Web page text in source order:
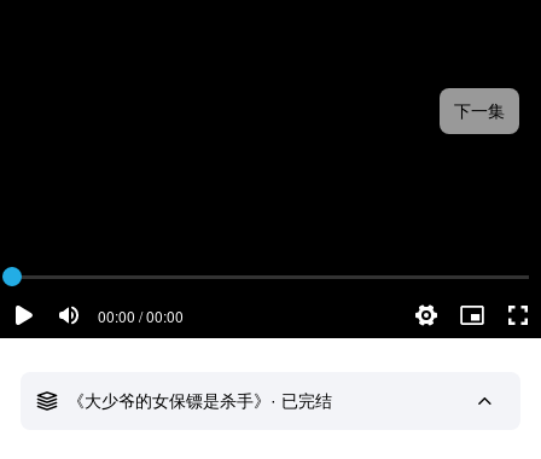
00:00 / 00:00
下一集
《大少爷的女保镖是杀手》· 已完结